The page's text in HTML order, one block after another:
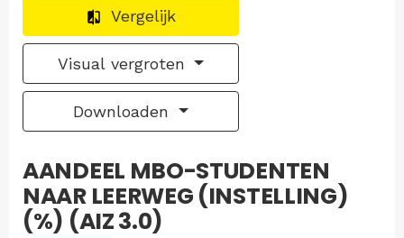
Vergelijk
Visual vergroten
Downloaden
AANDEEL MBO-STUDENTEN
NAAR LEERWEG (INSTELLING)
(%) (AIZ 3.0)